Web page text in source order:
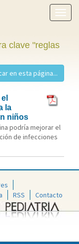
menú
clave "reglas
la
niños
podría mejorar el
de infecciones
RSS Contacto